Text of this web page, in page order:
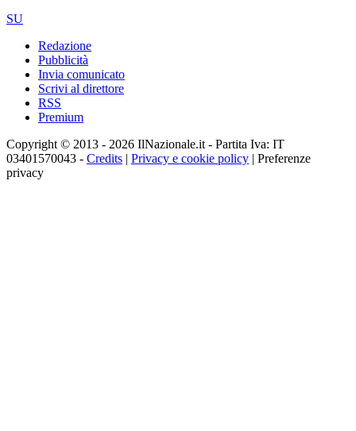
SU
Redazione
Pubblicità
Invia comunicato
Scrivi al direttore
RSS
Premium
Copyright © 2013 - 2026 IlNazionale.it - Partita Iva: IT
03401570043 - Credits | Privacy e cookie policy | Preferenze
privacy